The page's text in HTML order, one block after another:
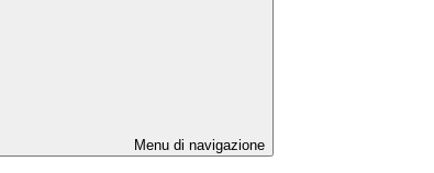
Menu di navigazione